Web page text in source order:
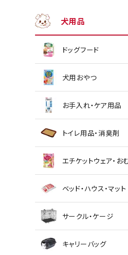
犬用品
ドッグフード
犬用おやつ
お手入れ・ケア用品
トイレ用品・消臭剤
エチケットウェア・お
ベッド・ハウス・マット
サークル・ケージ
キャリーバッグ